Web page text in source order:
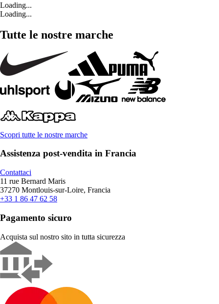
Loading...
Loading...
Tutte le nostre marche
Scopri tutte le nostre marche
Assistenza post-vendita in Francia
Contattaci
11 rue Bernard Maris
37270 Montlouis-sur-Loire, Francia
+33 1 86 47 62 58
Pagamento sicuro
Acquista sul nostro sito in tutta sicurezza